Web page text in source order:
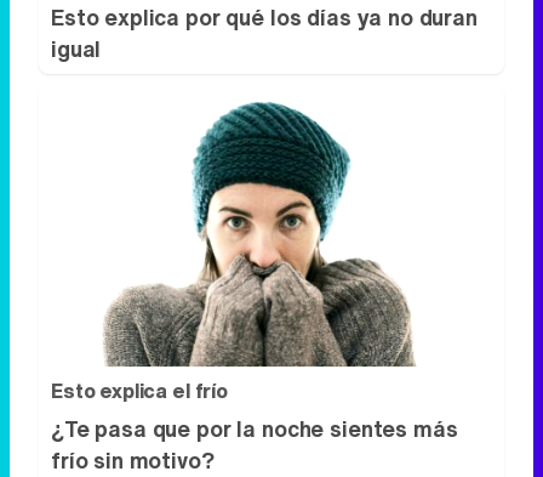
Esto explica por qué los días ya no duran
igual
Esto explica el frío
¿Te pasa que por la noche sientes más
frío sin motivo?